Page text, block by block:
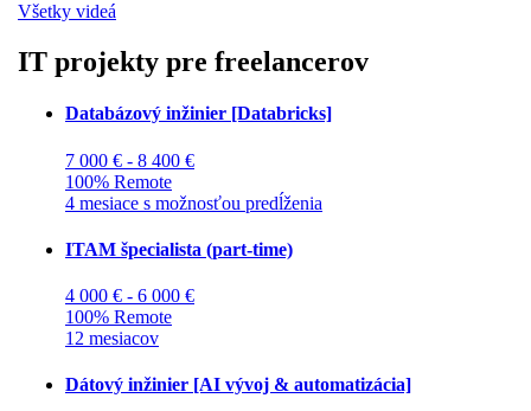
Všetky videá
IT projekty pre freelancerov
Databázový inžinier [Databricks]
7 000 € - 8 400 €
100% Remote
4 mesiace s možnosťou predĺženia
ITAM špecialista (part-time)
4 000 € - 6 000 €
100% Remote
12 mesiacov
Dátový inžinier [AI vývoj & automatizácia]